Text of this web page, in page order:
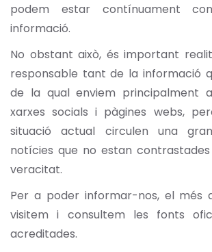
podem estar contínuament
informació.
No obstant això, és important
responsable tant de la informació
de la qual enviem principalment
xarxes socials i pàgines webs,
situació actual circulen una
notícies que no estan
veracitat.
Per a poder informar-nos, el més
visitem i consultem les fonts
acreditades.